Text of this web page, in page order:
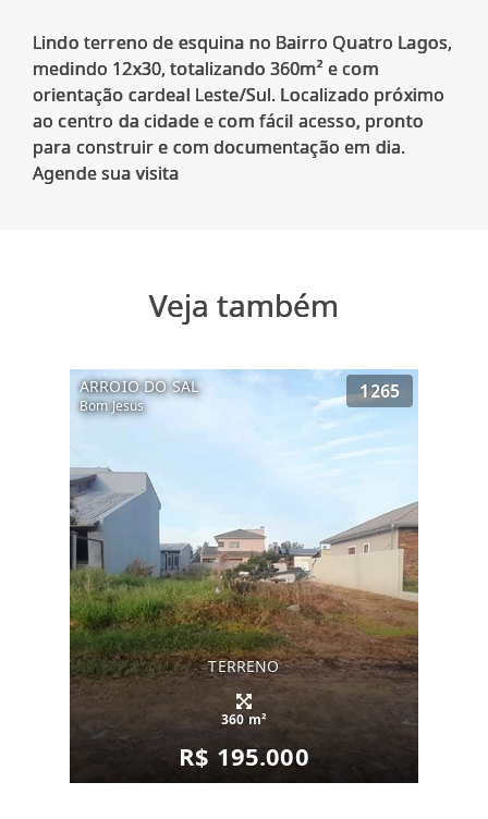
Lindo terreno de esquina no Bairro Quatro Lagos,
medindo 12x30, totalizando 360m² e com
orientação cardeal Leste/Sul. Localizado próximo
ao centro da cidade e com fácil acesso, pronto
para construir e com documentação em dia.
Veja também
ARROIO DO SAL
Bom Jesus
1265
TERRENO
360 m²
R$ 195.000